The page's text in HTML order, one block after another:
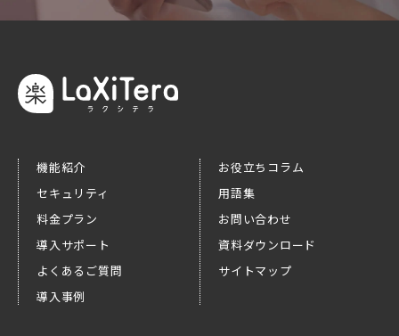
機能紹介
セキュリティ
料金プラン
導入サポート
よくあるご質問
導入事例
お役立ちコラム
用語集
お問い合わせ
資料ダウンロード
サイトマップ